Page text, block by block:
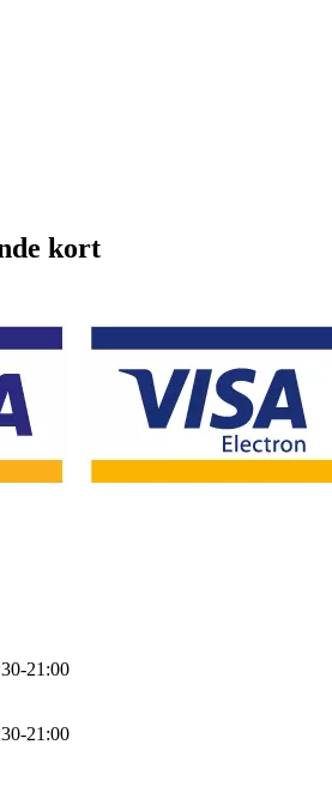
kort
30-21 :00
30-21 :00